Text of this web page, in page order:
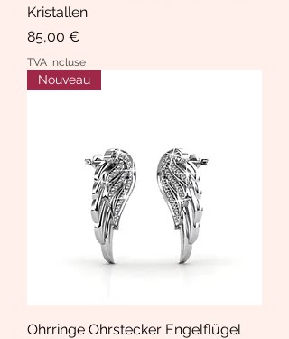
Kristallen
Prix
85,00 €
TVA Incluse
Nouveau
Ohrringe Ohrstecker Engelflügel